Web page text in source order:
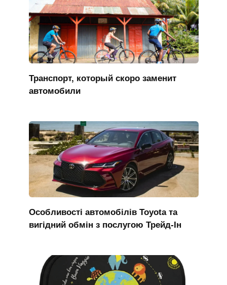
Транспорт, который скоро заменит
автомобили
Особливості автомобілів Toyota та
вигідний обмін з послугою Трейд-Ін